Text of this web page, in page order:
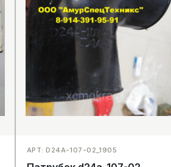
АРТ: D24A-107-02_1905